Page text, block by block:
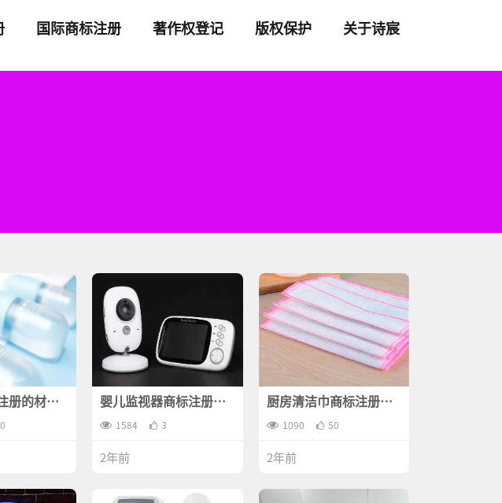
国际商标注册 著作权登记 版权保护 关于诗宸
册的材料 婴儿监视器商标注册属
于哪一类？
1584 3
2年前
厨房清洁巾商标注册的
材料有哪些？
1090 50
2年前